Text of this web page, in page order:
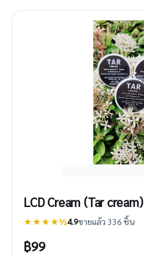
LCD Cream (Tar cream)
★★★★½4.9ขายแล้ว 336 ชิ้น
฿99